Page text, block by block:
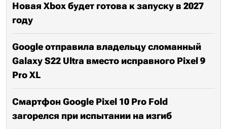
Новая Xbox будет готова к запуску в 2027
году
Google отправила владельцу сломанный
Galaxy S22 Ultra вместо исправного Pixel 9
Pro XL
Смартфон Google Pixel 10 Pro Fold
загорелся при испытании на изгиб